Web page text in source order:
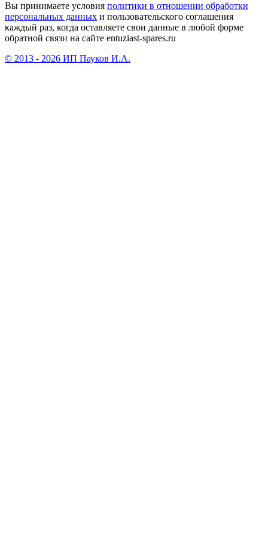
Вы принимаете условия политики в отношении обработки
персональных данных и пользовательского соглашения
каждый раз, когда оставляете свои данные в любой форме
обратной связи на сайте entuziast-spares.ru
© 2013 - 2026 ИП Пауков И.А.